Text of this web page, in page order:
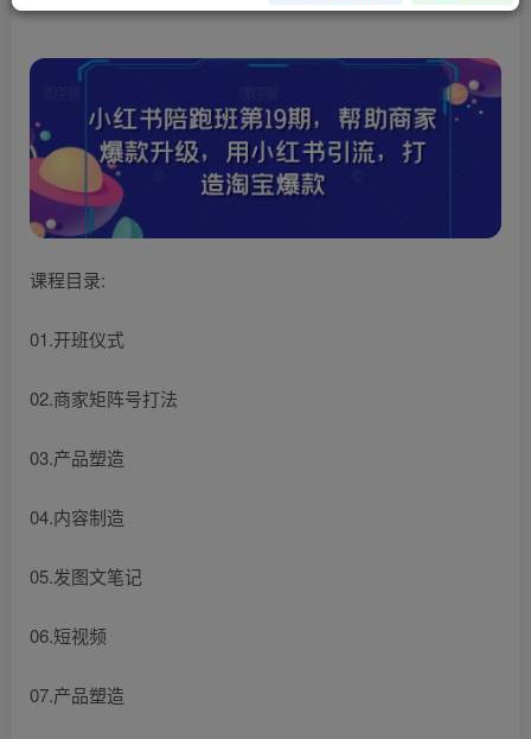
课程目录:
01.开班仪式
02.商家矩阵号打法
03.产品塑造
04.内容制造
05.发图文笔记
06.短视频
07.产品塑造